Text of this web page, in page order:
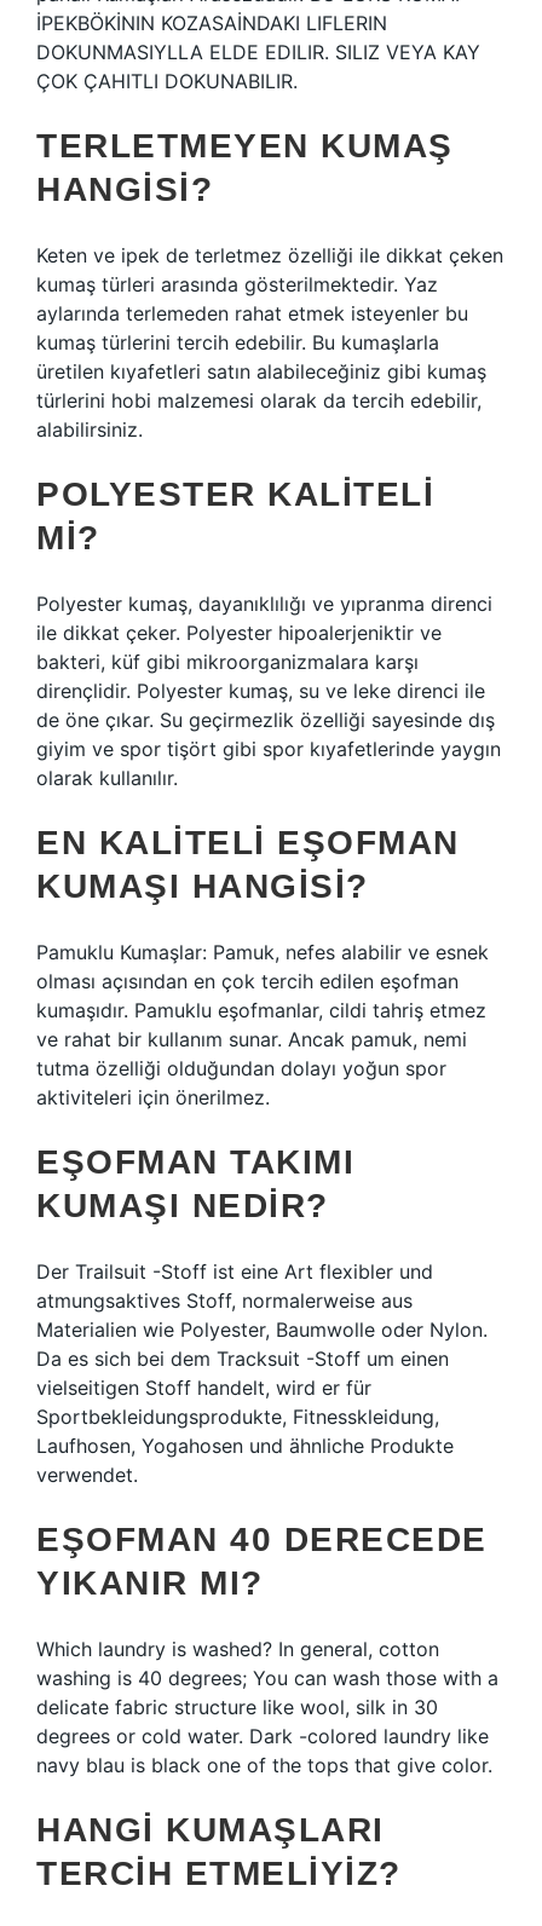
İPEKBÖKİNIN KOZASAİNDAKI LIFLERIN
DOKUNMASIYLLA ELDE EDILIR. SILIZ VEYA KAY
ÇOK ÇAHITLI DOKUNABILIR.
TERLETMEYEN KUMAŞ
HANGISI?
Keten ve ipek de terletmez özelliği ile dikkat çeken
kumaş türleri arasında gösterilmektedir. Yaz
aylarında terlemeden rahat etmek isteyenler bu
kumaş türlerini tercih edebilir. Bu kumaşlarla
üretilen kıyafetleri satın alabileceğiniz gibi kumaş
türlerini hobi malzemesi olarak da tercih edebilir,
alabilirsiniz.
POLYESTER KALITELI
MI?
Polyester kumaş, dayanıklılığı ve yıpranma direnci
ile dikkat çeker. Polyester hipoalerjeniktir ve
bakteri, küf gibi mikroorganizmalara karşı
dirençlidir. Polyester kumaş, su ve leke direnci ile
de öne çıkar. Su geçirmezlik özelliği sayesinde dış
giyim ve spor tişört gibi spor kıyafetlerinde yaygın
olarak kullanılır.
EN KALITELI EŞOFMAN
KUMAŞI HANGISI?
Pamuklu Kumaşlar: Pamuk, nefes alabilir ve esnek
olması açısından en çok tercih edilen eşofman
kumaşıdır. Pamuklu eşofmanlar, cildi tahriş etmez
ve rahat bir kullanım sunar. Ancak pamuk, nemi
tutma özelliği olduğundan dolayı yoğun spor
aktiviteleri için önerilmez.
EŞOFMAN TAKIMI
KUMAŞI NEDIR?
Der Trailsuit -Stoff ist eine Art flexibler und
atmungsaktives Stoff, normalerweise aus
Materialien wie Polyester, Baumwolle oder Nylon.
Da es sich bei dem Tracksuit -Stoff um einen
vielseitigen Stoff handelt, wird er für
Sportbekleidungsprodukte, Fitnesskleidung,
Laufhosen, Yogahosen und ähnliche Produkte
verwendet.
EŞOFMAN 40 DERECEDE
YIKANIR MI?
Which laundry is washed? In general, cotton
washing is 40 degrees; You can wash those with a
delicate fabric structure like wool, silk in 30
degrees or cold water. Dark -colored laundry like
navy blau is black one of the tops that give color.
HANGI KUMAŞLARI
TERCIH ETMELIYIZ?